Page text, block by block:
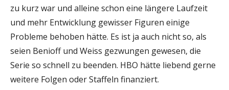
zu kurz war und alleine schon eine längere Laufzeit
und mehr Entwicklung gewisser Figuren einige
Probleme behoben hätte. Es ist ja auch nicht so, als
seien Benioff und Weiss gezwungen gewesen, die
Serie so schnell zu beenden. HBO hätte liebend gerne
weitere Folgen oder Staffeln finanziert.